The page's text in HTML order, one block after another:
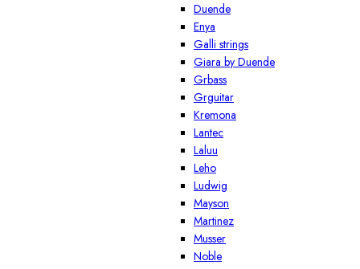
Duende
Enya
Galli strings
Giara by Duende
Grbass
Grguitar
Kremona
Lantec
Laluu
Leho
Ludwig
Mayson
Martinez
Musser
Noble